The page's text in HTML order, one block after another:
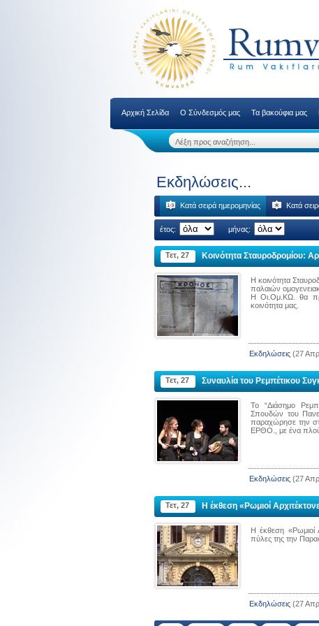
Αρχική Σελίδα Ο Σύνδεσμός μας Τα βακούφια μας
Εκδηλώσεις...
Κατά σειρά ημερομηνίας Κατά
έτος: μήνας:
Τετ, 27 Κοινότητα Σταυροδρομίου:
Η κοινότητα
παλαιών
Η Οι.Ομ.ΚΩ. θα
κοινότητα μας.
Εκδηλώσεις (27
Τετ, 27 Συναυλία του Ρεμπέτικου
To “Διάσημο
Σπουδών του
παραχώρησε την
ΕΡΘΟ., με ένα
Εκδηλώσεις (27
Τετ, 27 Η έκθεση «Ρωμιοί
Η έκθεση «Ρωμιοί
πύλες της την
Εκδηλώσεις (27
ΚΟΙΝΟΤΗΤΑ ΑΓΙΑΣ
ΜΠΕΙΚΟΖ
Διεύθυνση :
Ηλεκτρονική διεύθυνση
agiaparaskevi.beykoz@gmail.com